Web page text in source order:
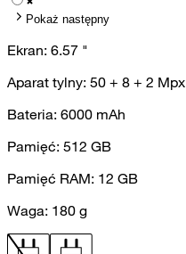
Pokaż następny
Ekran: 6.57 "
Aparat tylny: 50 + 8 + 2 Mpx
Bateria: 6000 mAh
Pamięć: 512 GB
Pamięć RAM: 12 GB
Waga: 180 g